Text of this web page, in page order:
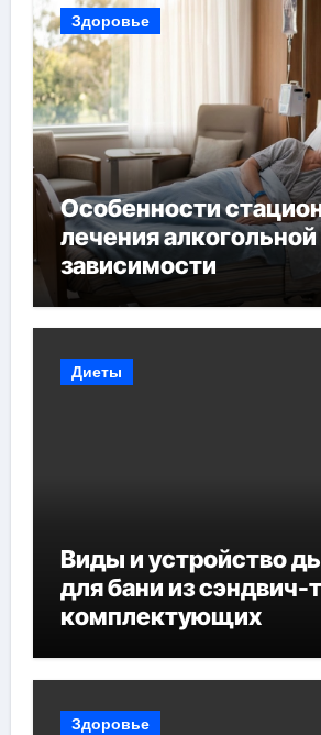
Здоровье
Особенности
лечения алкогольной
зависимости
Диеты
Виды и устройство
для бани из сэндвич-
комплектующих
Здоровье